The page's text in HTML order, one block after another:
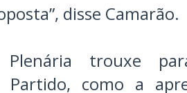
disse Camarão.
trouxe
como a